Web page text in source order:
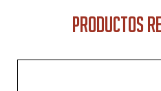
PRODUCTOS